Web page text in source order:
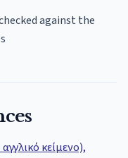
against the
κείμενο),